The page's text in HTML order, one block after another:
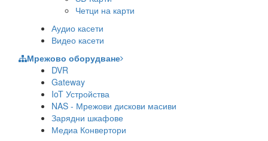
Четци на карти
Аудио касети
Видео касети
Мрежово оборудване
DVR
Gateway
IoT Устройства
NAS - Мрежови дискови масиви
Зарядни шкафове
Медиа Конвертори